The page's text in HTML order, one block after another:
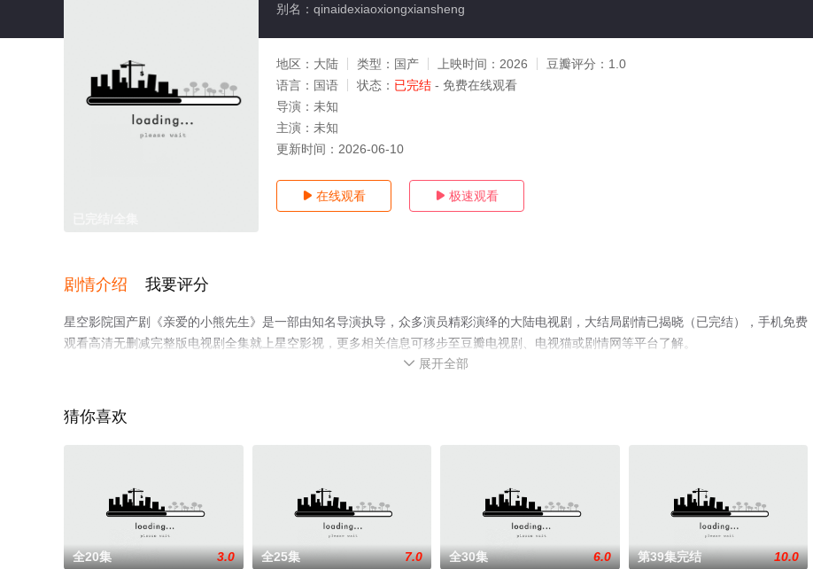
别名：qinaidexiaoxiongxiansheng
地区： 大陆 类型： 国产 上映时间： 2026 豆瓣评分： 1.0
语言： 国语 状态： 已完结 - 免费在线观看
导演： 未知
主演： 未知
更新时间： 2026-06-10
 在线观看  极速观看
剧情介绍 我要评分
星空影院国产剧《亲爱的小熊先生》是一部由知名导演执导，众多演员精彩演绎的大陆电视剧，大结局剧情已揭晓（已完结），手机免费
观看高清无删减完整版电视剧全集就上星空影视，更多相关信息可移步至豆瓣电视剧、电视猫或剧情网等平台了解。
 展开全部
猜你喜欢
全20集 3.0 全25集 7.0 全30集 6.0 第39集完结 10.0